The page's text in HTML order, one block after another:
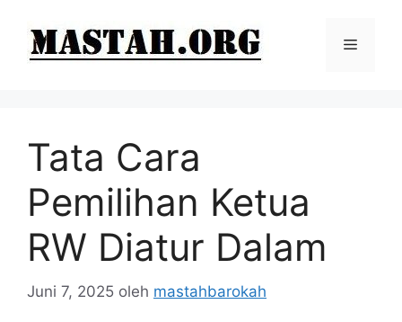
Menu
Tata Cara
Pemilihan Ketua
RW Diatur Dalam
Juni 7, 2025 oleh mastahbarokah